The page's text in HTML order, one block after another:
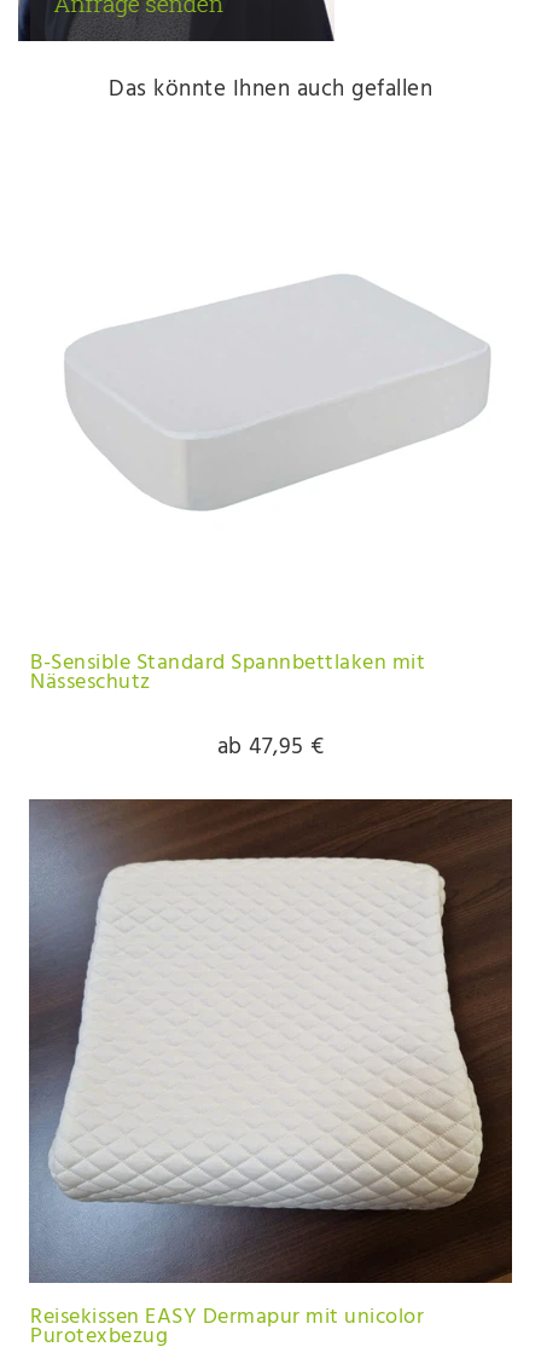
Das könnte Ihnen auch gefallen
B-Sensible Standard Spannbettlaken mit
Nässeschutz
ab 47,95 €
Reisekissen EASY Dermapur mit unicolor
Purotexbezug